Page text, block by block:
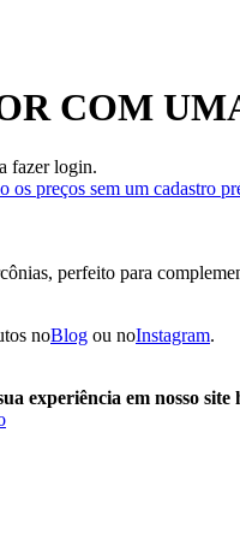
COM
fazer login.
os preços sem um cadastro
perfeito para
noBlog ou noInstagram.
experiência em nosso site